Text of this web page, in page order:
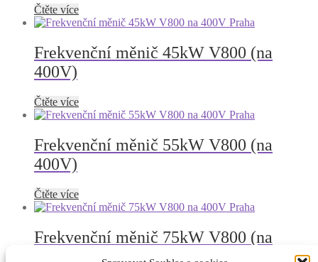
Čtěte více
Frekvenční měnič 45kW V800 (na
400V)
Čtěte více
Frekvenční měnič 55kW V800 (na
400V)
Čtěte více
Frekvenční měnič 75kW V800 (na